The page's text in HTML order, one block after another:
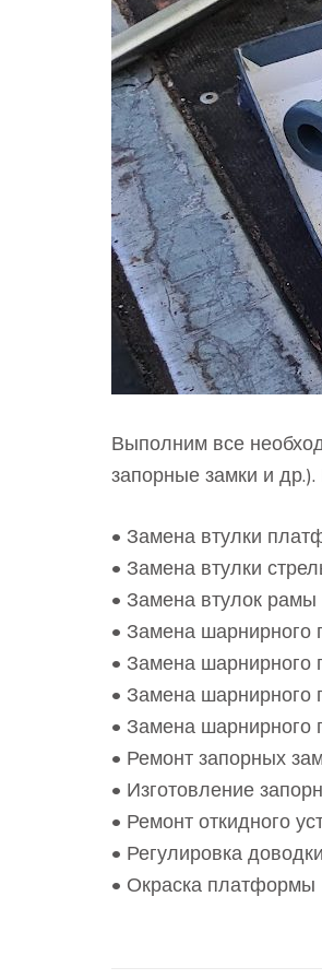
Выполним все
запорные замки и
• Замена втулки
• Замена втулки
• Замена втулок рамы
• Замена шарнирного
• Замена
• Замена шарнирного
• Замена шарнирного
• Ремонт запорных
• Изготовление
• Ремонт откидного
• Регулировка
• Окраска платформы